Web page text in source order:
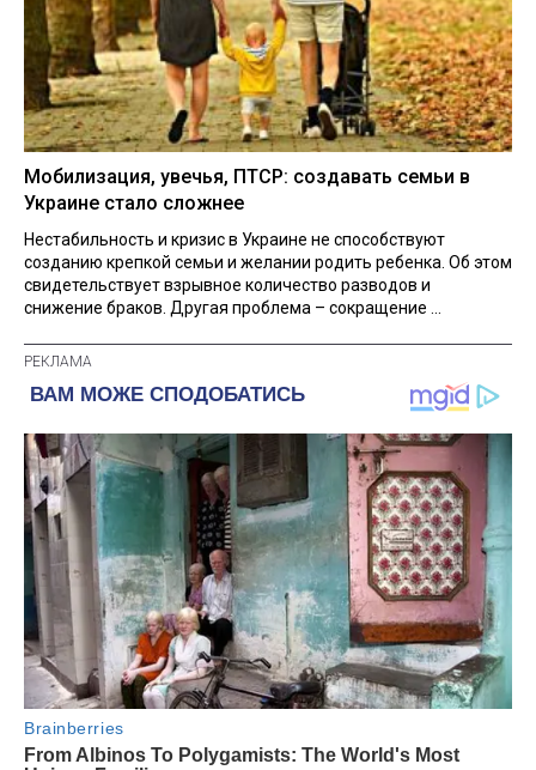
Мобилизация, увечья, ПТСР: создавать семьи в
Украине стало сложнее
Нестабильность и кризис в Украине не способствуют
созданию крепкой семьи и желании родить ребенка. Об этом
свидетельствует взрывное количество разводов и
снижение браков. Другая проблема – сокращение ...